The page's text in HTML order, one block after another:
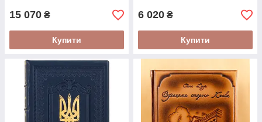
15 070 ₴
Купити
6 020 ₴
Купити